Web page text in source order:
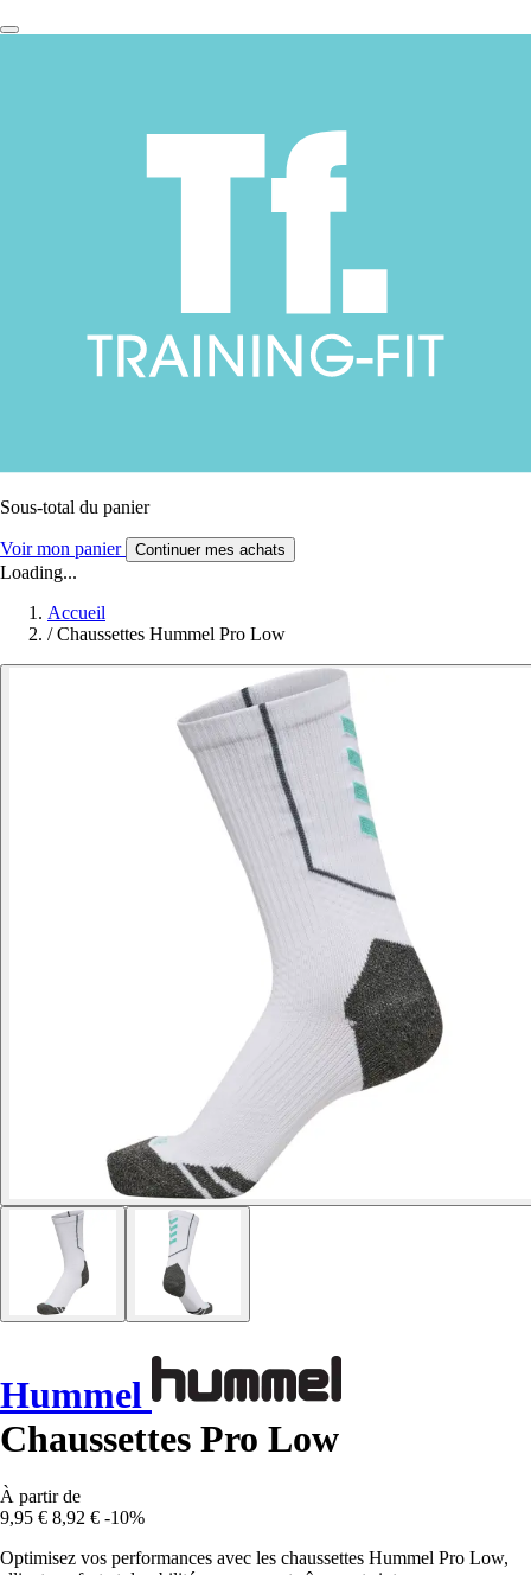
Sous-total du panier
Voir mon panier Continuer mes achats
Loading...
Accueil
/ Chaussettes Hummel Pro Low
Hummel
Chaussettes Pro Low
À partir de
9,95 € 8,92 € -10%
Optimisez vos performances avec les chaussettes Hummel Pro Low,